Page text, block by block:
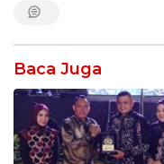
Baca Juga